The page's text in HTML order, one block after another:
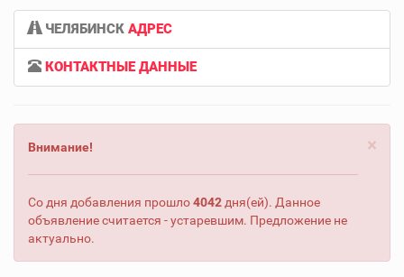
ЧЕЛЯБИНСК АДРЕС
КОНТАКТНЫЕ ДАННЫЕ
×
Внимание!
Со дня добавления прошло4042 дня(ей). Данное
объявление считается - устаревшим. Предложение не
актуально.